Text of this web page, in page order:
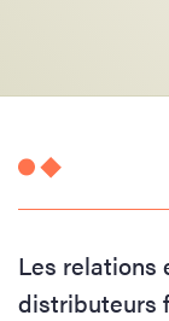
Les relations
distributeurs